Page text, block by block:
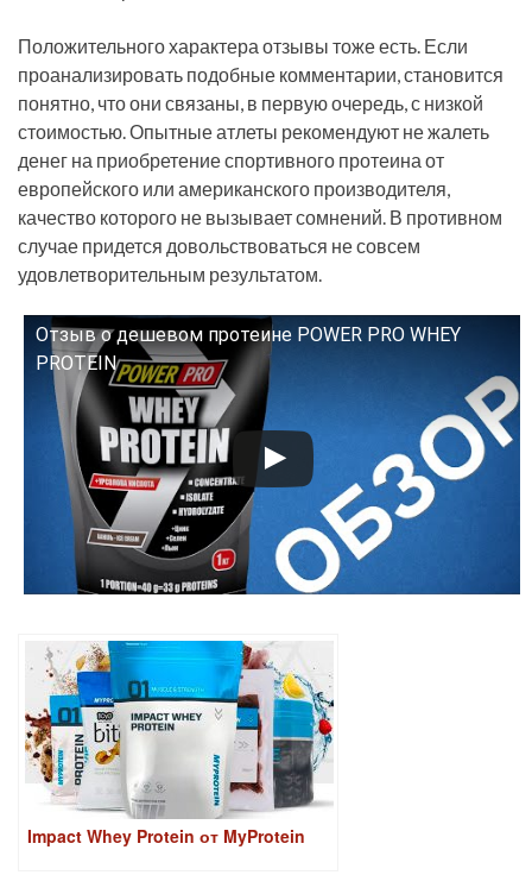
Положительного характера отзывы тоже есть. Если
проанализировать подобные комментарии, становится
понятно, что они связаны, в первую очередь, с низкой
стоимостью. Опытные атлеты рекомендуют не жалеть
денег на приобретение спортивного протеина от
европейского или американского производителя,
качество которого не вызывает сомнений. В противном
случае придется довольствоваться не совсем
удовлетворительным результатом.
Отзыв о дешевом протеине POWER PRO WHEY
PROTEIN
Смотрите это видео на YouTube
Impact Whey Protein от MyProtein